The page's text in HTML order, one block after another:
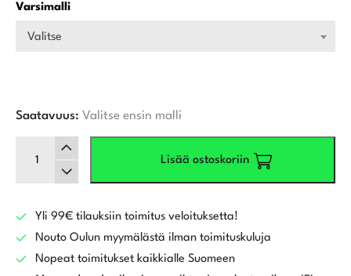
Varsimalli
Valitse
Saatavuus: Valitse ensin malli
Rautamailat
määrä
Lisää ostoskoriin
Yli 99€ tilauksiin toimitus veloituksetta!
Nouto Oulun myymälästä ilman toimituskuluja
Nopeat toimitukset kaikkialle Suomeen